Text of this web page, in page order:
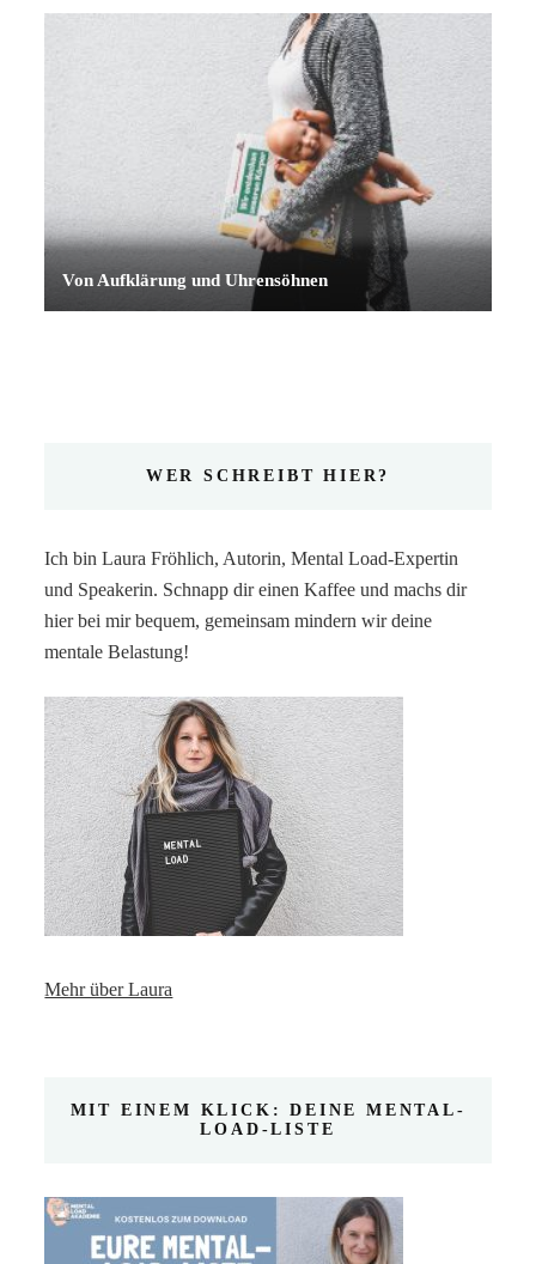
Von Aufklärung und Uhrensöhnen
WER SCHREIBT HIER?
Ich bin Laura Fröhlich, Autorin, Mental Load-Expertin
und Speakerin. Schnapp dir einen Kaffee und machs dir
hier bei mir bequem, gemeinsam mindern wir deine
mentale Belastung!
Mehr über Laura
MIT EINEM KLICK: DEINE MENTAL-
LOAD-LISTE